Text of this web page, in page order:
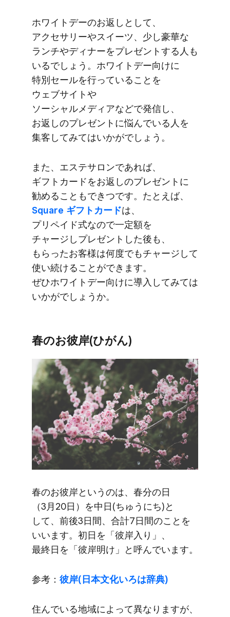
ホワイトデーの​お返しと​して、​
アクセサリーや​スイーツ、​少し​豪華な​
ランチや​ディナーを​プレゼントする​人も​
いるでしょう。​ホワイトデー向けに​
特別セールを​行っている​ことを​
ウェブサイトや​
ソーシャルメディアなどで​発信し、​
お返しの​プレゼントに​悩んでいる​人を​
集客してみては​いかがでしょう。
また、​エステサロンで​あれば、​
ギフトカードを​お返しの​プレゼントに​
勧める​ことも​できつです。​たとえば、
Square ギフトカードは、​
プリペイド式なので​一定額を​
チャージしプレゼントした​後も、​
もらった​お客様は​何度でも​チャージして​
使い続ける​ことができます。​
ぜひホワイトデー向けに​導入してみては​
いかがでしょうか。
春の​お彼岸​(ひがん)
春の​お彼岸と​いうのは、​春分の​日​
（3月20日）を​中日(ちゅうに​ち)と​
して、​前後​3日間、​合計7日間の​ことを​
いいます。​初日を​「彼岸​入り」、​
最終日を​「彼岸明け」と​呼んでいます。
参考： 彼岸(日本文化いろは​辞典)
住んでいる​地域に​よって​異なりますが、​